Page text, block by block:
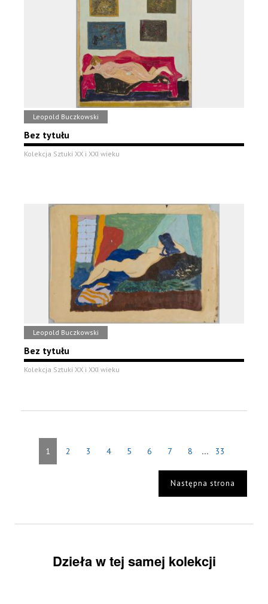
Leopold Buczkowski
Bez tytułu
Kolekcja Sztuki XX i XXI wieku
Leopold Buczkowski
Bez tytułu
Kolekcja Sztuki XX i XXI wieku
1 2 3 4 5 6 7 8 ... 33
Następna strona
Dzieła w tej samej kolekcji